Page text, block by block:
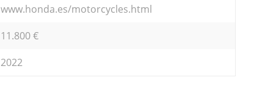
www.honda.es/motorcycles.html
11.800 €
2022